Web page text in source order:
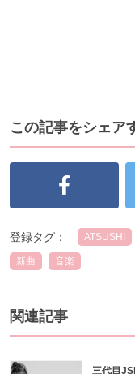
この記事をシェア
登録タグ： ATSUSHI
新曲 音楽
関連記事
三代目